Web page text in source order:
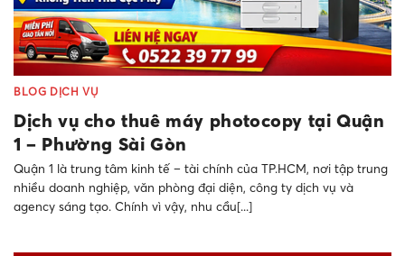
BLOG DỊCH VỤ
Dịch vụ cho thuê máy photocopy tại Quận
1 – Phường Sài Gòn
Quận 1 là trung tâm kinh tế – tài chính của TP.HCM, nơi tập trung
nhiều doanh nghiệp, văn phòng đại diện, công ty dịch vụ và
agency sáng tạo. Chính vì vậy, nhu cầu[...]